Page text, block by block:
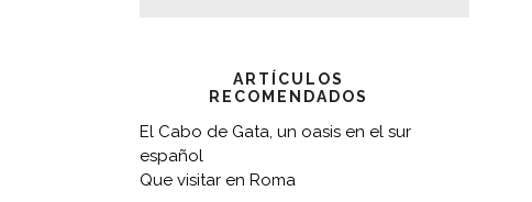
ARTÍCULOS
RECOMENDADOS
El Cabo de Gata, un oasis en el sur
español
Que visitar en Roma